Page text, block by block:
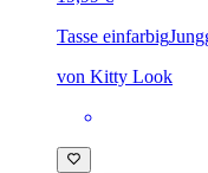
Tasse einfarbig
von Kitty Look